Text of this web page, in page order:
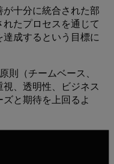
十分に統合された部
たプロセスを通じて
成するという目標に
則（チームベース、
、透明性、ビジネス
と期待を上回るよ